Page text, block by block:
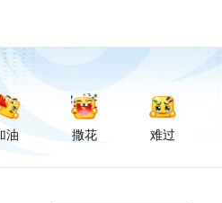
油 撒花 难过